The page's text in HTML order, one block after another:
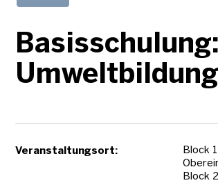
Umweltbildung
Veranstaltungsort:
Block
Block